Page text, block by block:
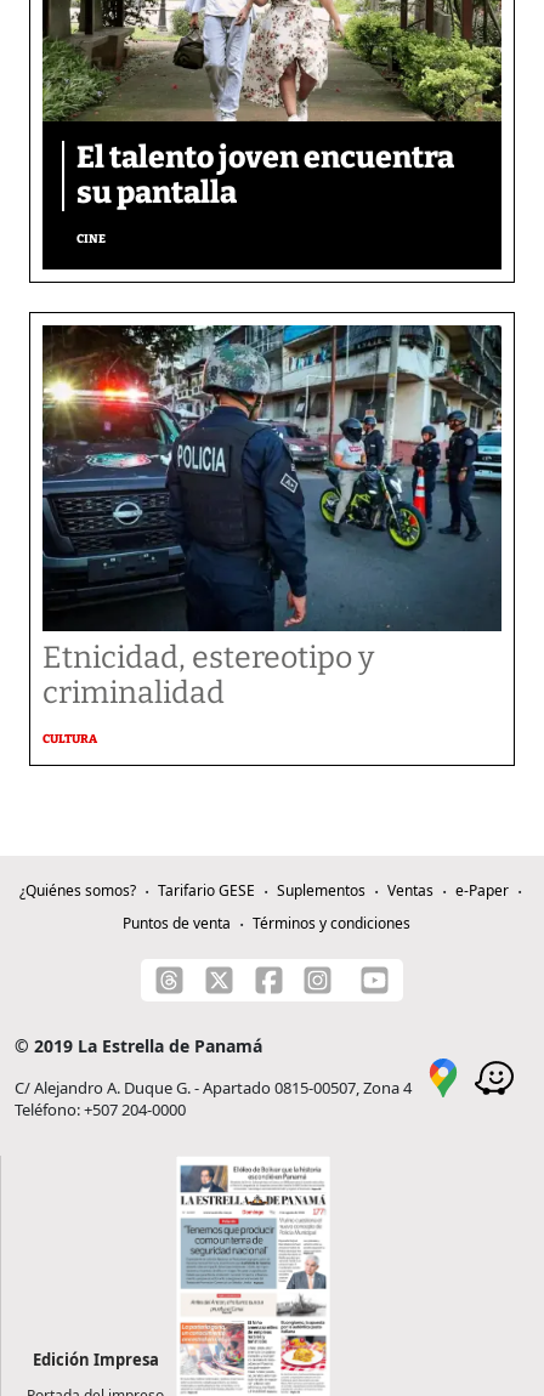
El talento joven encuentra
su pantalla​
CINE
Etnicidad, estereotipo y
criminalidad
CULTURA
¿Quiénes somos? Tarifario GESE Suplementos Ventas
e-Paper
Puntos de venta
Términos y condiciones
© 2019 La Estrella de Panamá
C/ Alejandro A. Duque G. - Apartado 0815-00507, Zona 4
Teléfono: +507 204-0000
Edición Impresa